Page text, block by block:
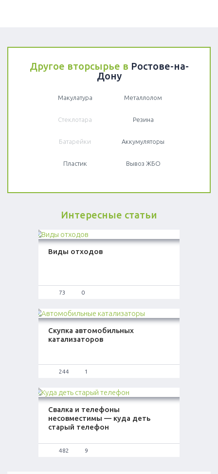
Другое вторсырье в Ростове-на-
Дону
Макулатура Металлолом
Стеклотара Резина
Батарейки Аккумуляторы
Пластик Вывоз ЖБО
Интересные статьи
Виды отходов
73 0
Скупка автомобильных
катализаторов
244 1
Свалка и телефоны
несовместимы — куда деть
старый телефон
482 9